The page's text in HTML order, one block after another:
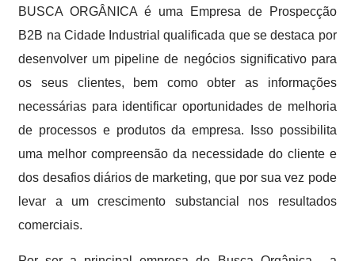
BUSCA ORGÂNICA é uma Empresa de Prospecção
B2B na Cidade Industrial qualificada que se destaca por
desenvolver um pipeline de negócios significativo para
os seus clientes, bem como obter as informações
necessárias para identificar oportunidades de melhoria
de processos e produtos da empresa. Isso possibilita
uma melhor compreensão da necessidade do cliente e
dos desafios diários de marketing, que por sua vez pode
levar a um crescimento substancial nos resultados
comerciais.